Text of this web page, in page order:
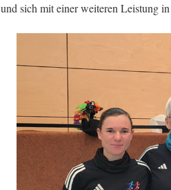
und sich mit einer weiteren Leistung